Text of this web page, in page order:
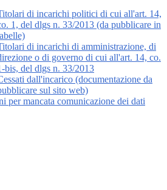
di incarichi politici di cui all'art. 14,
1, del dlgs n. 33/2013 (da pubblicare in
di incarichi di amministrazione, di
o di governo di cui all'art. 14, co.
bis, del dlgs n. 33/2013
dall'incarico (documentazione da
sul sito web)
per mancata comunicazione dei dati